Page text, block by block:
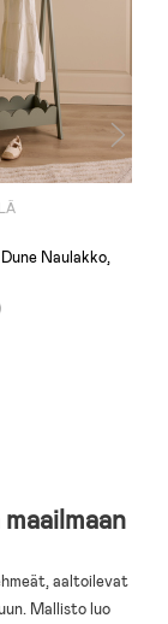
Naulakko,
aaltoilevat
Mallisto luo